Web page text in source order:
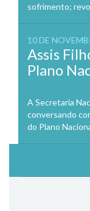
sofrimento;
10 DE
Assis
Plano
A Secretaria
conversando
do Plano